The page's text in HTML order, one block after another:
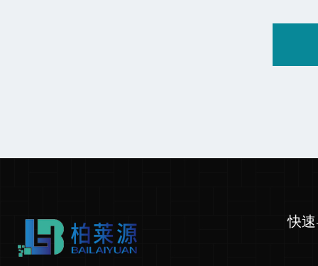
快